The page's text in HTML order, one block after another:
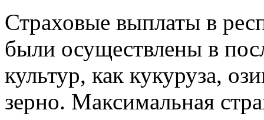
Страховые выплаты в
были осуществлены в
культур, как кукуруза,
зерно. Максимальная